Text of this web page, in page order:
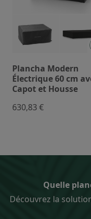
Plancha Modern
Électrique 60 cm
Capot et Housse
630,83 €
Quelle
Découvrez la